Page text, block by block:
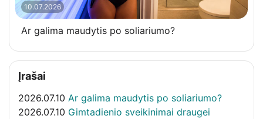
10.07.2026
Ar galima maudytis po soliariumo?
Įrašai
2026.07.10 Ar galima maudytis po soliariumo?
2026.07.10 Gimtadienio sveikinimai draugei